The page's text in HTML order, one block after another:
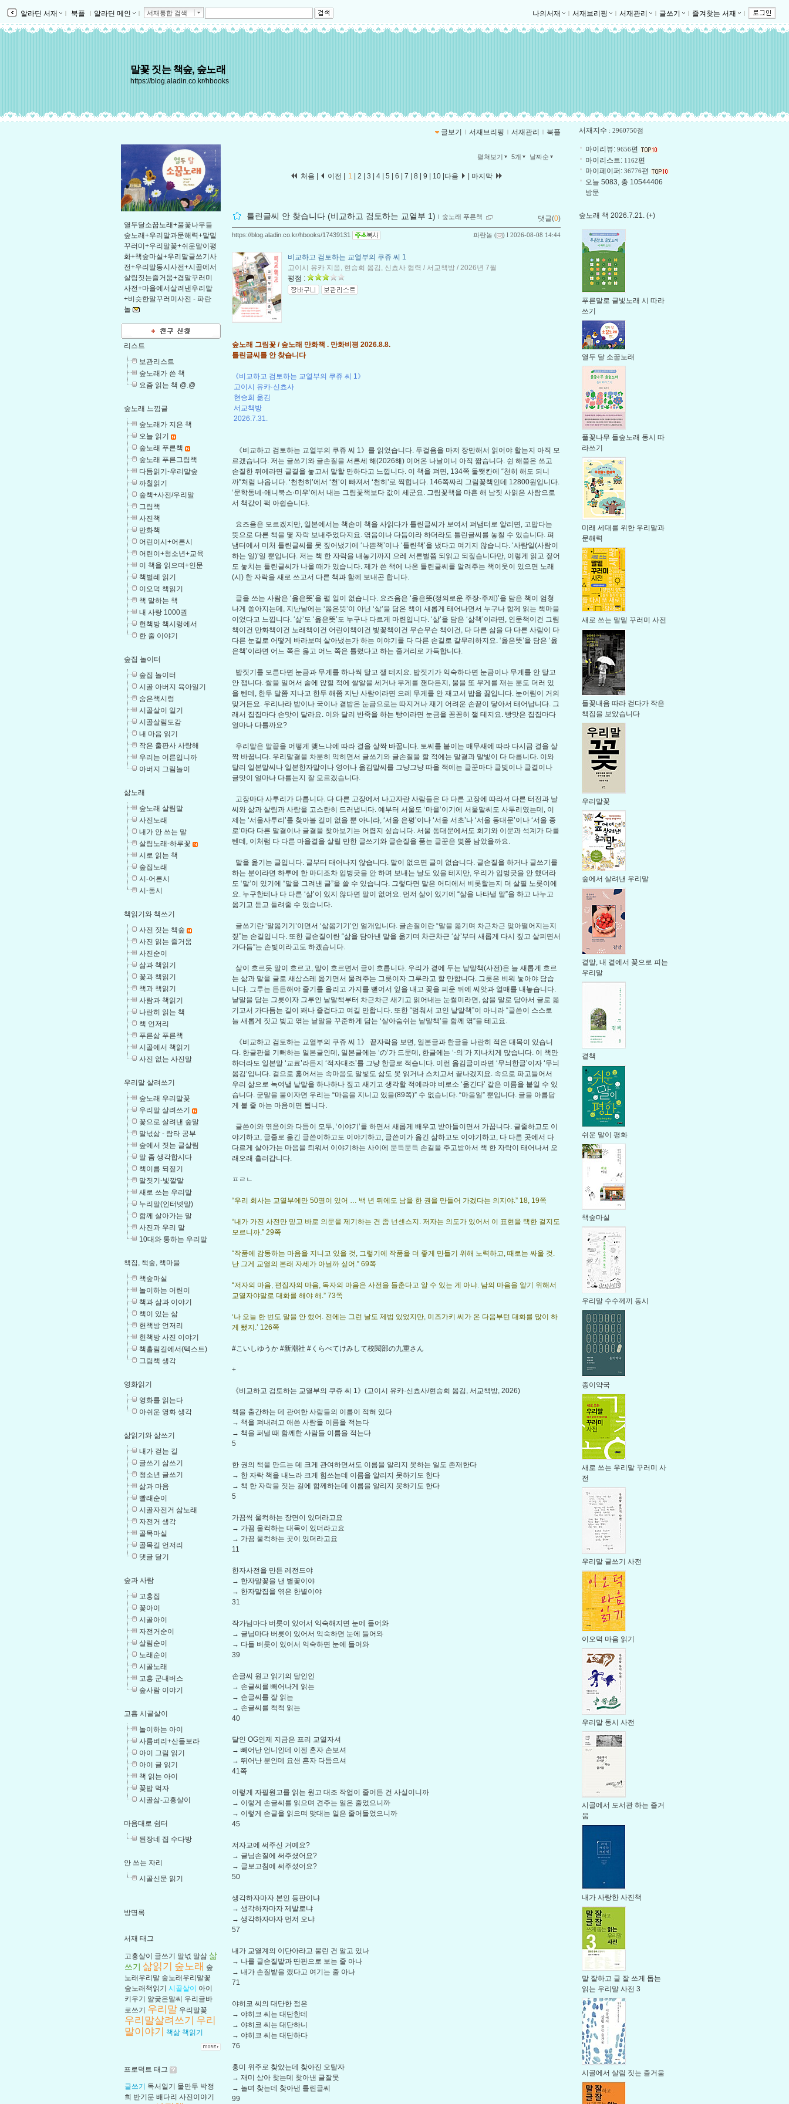
알라딘 서재 ｌ 북플 ｌ 알라딘 메인 ｌ 서재통합 검색 나의서재 ｌ 서재브리핑 ｌ 서재관리 ｌ 글쓰기 ｌ 즐겨찾는 서재 ｌ
말꽃 짓는 책숲, 숲노래
https://blog.aladin.co.kr/hbooks
글보기 ｌ 서재브리핑 ｌ 서재관리 ｌ 북플
열두달소꿉노래+풀꽃나무들
숲노래+우리말과문해력+말밑
꾸러미+우리말꽃+쉬운말이평
화+책숲마실+우리말글쓰기사
전+우리말동시사전+시골에서
살림짓는즐거움+겹말꾸러미
사전+마을에서살려낸우리말
+비슷한말꾸러미사전 - 파란
놀
리스트
보관리스트
숲노래가 쓴 책
요즘 읽는 책 @.@
숲노래 느낌글
숲노래가 지은 책
오늘 읽기
숲노래 푸른책
숲노래 푸른그림책
다듬읽기-우리말숲
까칠읽기
숲책+사전/우리말
그림책
사진책
만화책
어린이시+어른시
어린이+청소년+교육
이 책을 읽으며+인문
책벌레 읽기
이오덕 책읽기
책 말하는 책
내 사랑 1000권
헌책방 책시렁에서
한 줄 이야기
숲집 놀이터
숲집 놀이터
시골 아버지 육아일기
숨은책시렁
시골살이 일기
시골살림도감
내 마음 읽기
작은 출판사 사랑해
우리는 어른입니까
아버지 그림놀이
삶노래
숲노래 살림말
사진노래
내가 안 쓰는 말
살림노래-하루꽃
시로 읽는 책
숲집노래
시-어른시
시-동시
책읽기와 책쓰기
사전 짓는 책숲
사진 읽는 즐거움
사진순이
삶과 책읽기
꽃과 책읽기
책과 책읽기
사람과 책읽기
나란히 읽는 책
책 언저리
푸른삶 푸른책
시골에서 책읽기
사진 없는 사진말
우리말 살려쓰기
숲노래 우리말꽃
우리말 살려쓰기
꽃으로 살려낸 숲말
말넋삶 - 람타 공부
숲에서 짓는 글살림
말 좀 생각합시다
책이름 되짚기
말짓기-빛깔말
새로 쓰는 우리말
누리말(인터넷말)
함께 살아가는 말
사진과 우리 말
10대와 통하는 우리말
책집, 책숲, 책마을
책숲마실
놀이하는 어린이
책과 삶과 이야기
책이 있는 삶
헌책방 언저리
헌책방 사진 이야기
책홀림길에서(텍스트)
그림책 생각
영화읽기
영화를 읽는다
아쉬운 영화 생각
삶읽기와 삶쓰기
내가 걷는 길
글쓰기 삶쓰기
청소년 글쓰기
삶과 마음
빨래순이
시골자전거 삶노래
자전거 생각
골목마실
골목길 언저리
댓글 달기
숲과 사람
고흥집
꽃아이
시골아이
자전거순이
살림순이
노래순이
시골노래
고흥 군내버스
숲사람 이야기
고흥 시골살이
놀이하는 아이
사름벼리+산들보라
아이 그림 읽기
아이 글 읽기
책 읽는 아이
꽃밥 먹자
시골삶-고흥살이
마음대로 쉼터
된장네 집 수다방
안 쓰는 자리
시골신문 읽기
방명록
서재 태그
고흥살이 글쓰기 말넋 말삶 삶
쓰기 삶읽기 숲노래 숲
노래우리말 숲노래우리말꽃
숲노래책읽기 시골살이
아이
키우기
얄궂은말씨 우리글바
로쓰기
우리말 우리말꽃
우리말살려쓰기
우리
말이야기
책삶 책읽기
프로덕트 태그
글쓰기 독서일기 물만두 박정
희 반기문 배다리 사진이야기
펼쳐보기 5개 날짜순
처음 | 이전 | 1 2 3 4 5 6 7 8 9 10 다음 마지막
틀린글씨 안 찾습니다 (비교하고 검토하는 교열부 1) ｌ 숲노래 푸른책 댓글(0)
파란놀 ( ) l 2026-08-08 14:44
https://blog.aladin.co.kr/hbooks/17439131
비교하고 검토하는 교열부의 쿠쥬 씨 1
고이시 유카 지음, 현승희 옮김, 신쵸사 협력 / 서교책방 / 2026년 7월
평점 :
숲노래 그림꽃 / 숲노래 만화책 . 만화비평 2026.8.8.
틀린글씨를 안 찾습니다
《비교하고 검토하는 교열부의 쿠쥬 씨 1》
고이시 유카·신쵸사
현승희 옮김
서교책방
2026.7.31.
《비교하고 검토하는 교열부의 쿠쥬 씨 1》를 읽었습니다. 두걸음을 마저 장만해서 읽어야 할는지 아직 모
르겠습니다. 저는 글쓰기와 글손질을 서른세 해(2026해) 이어온 나날이니 아직 짧습니다. 쉰 해쯤은 쓰고
손질한 뒤에라면 글결을 놓고서 말할 만하다고 느낍니다. 이 책을 펴면, 134쪽 둘쨋칸에 “천히 해도 되니
까”처럼 나옵니다. ‘천천히’에서 ‘천’이 빠져서 ‘천히’로 찍힙니다. 146쪽짜리 그림꽃책인데 12800원입니다.
‘문학동네·애니북스·미우’에서 내는 그림꽃책보다 값이 세군요. 그림꽃책을 마흔 해 남짓 사읽은 사람으로
서 책값이 퍽 아쉽습니다.
요즈음은 모르겠지만, 일본에서는 책손이 책을 사읽다가 틀린글씨가 보여서 펴냄터로 알리면, 고맙다는
뜻으로 다른 책을 몇 자락 보내주었다지요. 엮음이나 다듬이라 하더라도 틀린글씨를 놓칠 수 있습니다. 펴
냄터에서 미처 틀린글씨를 못 짚어냈기에 ‘나쁜책’이나 ‘틀린책’을 냈다고 여기지 않습니다. ‘사람일(사람이
하는 일)’일 뿐입니다. 저는 책 한 자락을 내놓기까지 으레 서른벌쯤 되읽고 되짚습니다만, 이렇게 읽고 짚어
도 놓치는 틀린글씨가 나올 때가 있습니다. 제가 쓴 책에 나온 틀린글씨를 알려주는 책이웃이 있으면 노래
(시) 한 자락을 새로 쓰고서 다른 책과 함께 보내곤 합니다.
글을 쓰는 사람은 ‘옳은뜻’을 펼 일이 없습니다. 요즈음은 ‘옳은뜻(정의로운 주장·주제)’을 담은 책이 엄청
나게 쏟아지는데, 지난날에는 ‘옳은뜻’이 아닌 ‘삶’을 담은 책이 새롭게 태어나면서 누구나 함께 읽는 책마을
이었다고 느낍니다. ‘삶’도 ‘옳은뜻’도 누구나 다르게 마련입니다. ‘삶’을 담은 ‘삶책’이라면, 인문책이건 그림
책이건 만화책이건 노래책이건 어린이책이건 빛꽃책이건 무슨무슨 책이건, 다 다른 삶을 다 다른 사람이 다
다른 눈길로 어떻게 바라보며 살아냈는가 하는 이야기를 다 다른 손길로 갈무리하지요. ‘옳은뜻’을 담은 ‘옳
은책’이라면 어느 쪽은 옳고 어느 쪽은 틀렸다고 하는 줄거리로 가득합니다.
밥짓기를 모른다면 눈금과 무게를 하나씩 달고 잴 테지요. 밥짓기가 익숙하다면 눈금이나 무게를 안 달고
안 잽니다. 쌀을 일어서 솥에 앉힐 적에 쌀알을 세거나 무게를 잰다든지, 물을 또 무게를 재는 분도 더러 있
을 텐데, 한두 달쯤 지나고 한두 해쯤 지난 사람이라면 으레 무게를 안 재고서 밥을 끓입니다. 눈어림이 거의
맞거든요. 우리나라 밥이나 국이나 곁밥은 눈금으로는 따지거나 재기 어려운 손끝이 닿아서 태어납니다. 그
래서 집집마다 손맛이 달라요. 이와 달리 반죽을 하는 빵이라면 눈금을 꼼꼼히 잴 테지요. 빵맛은 집집마다
얼마나 다를까요?
우리말은 말끝을 어떻게 맺느냐에 따라 결을 살짝 바꿉니다. 토씨를 붙이는 매무새에 따라 다시금 결을 살
짝 바꿉니다. 우리말결을 차분히 익히면서 글쓰기와 글손질을 할 적에는 말결과 말빛이 다 다릅니다. 이와
달리 일본말씨나 일본한자말이나 영어나 옮김말씨를 그냥그냥 따올 적에는 글꾼마다 글빛이나 글결이나
글맛이 얼마나 다를는지 잘 모르겠습니다.
고장마다 사투리가 다릅니다. 다 다른 고장에서 나고자란 사람들은 다 다른 고장에 따라서 다른 터전과 날
씨와 삶과 살림과 사람을 고스란히 드러냅니다. 예부터 서울도 ‘마을’이기에 서울말씨도 사투리였는데, 이
제는 ‘서울사투리’를 찾아볼 길이 없을 뿐 아니라, ‘서울 은평’이나 ‘서울 서초’나 ‘서울 동대문’이나 ‘서울 종
로’마다 다른 말결이나 글결을 찾아보기는 어렵지 싶습니다. 서울 동대문에서도 회기와 이문과 석계가 다를
텐데, 이처럼 다 다른 마을결을 살릴 만한 글쓰기와 글손질을 품는 글꾼은 몇쯤 남았을까요.
말을 옮기는 글입니다. 글부터 태어나지 않습니다. 말이 없으면 글이 없습니다. 글손질을 하거나 글쓰기를
하는 분이라면 하루에 한 마디조차 입벙긋을 안 하며 보내는 날도 있을 테지만, 우리가 입벙긋을 안 했더라
도 ‘말’이 있기에 “말을 그려낸 글”을 쓸 수 있습니다. 그렇다면 말은 어디에서 비롯할는지 더 살필 노릇이에
요. 누구한테나 다 다른 ‘삶’이 있지 않다면 말이 없어요. 먼저 삶이 있기에 “삶을 나타낼 말”을 하고 나누고
옮기고 듣고 들려줄 수 있습니다.
글쓰기란 ‘말옮기기’이면서 ‘삶옮기기’인 얼개입니다. 글손질이란 “말을 옮기며 차근차근 맞아떨어지는지
짚”는 손길입니다. 또한 글손질이란 “삶을 담아낸 말을 옮기며 차근차근 ‘삶’부터 새롭게 다시 짚고 살피면서
가다듬”는 손빛이라고도 하겠습니다.
삶이 흐르듯 말이 흐르고, 말이 흐르면서 글이 흐릅니다. 우리가 곁에 두는 낱말책(사전)은 늘 새롭게 흐르
는 삶과 말을 글로 새삼스레 옮기면서 물려주는 그릇이자 그루라고 할 만합니다. 그릇은 비워 놓아야 담습
니다. 그루는 든든해야 줄기를 올리고 가지를 뻗어서 잎을 내고 꽃을 피운 뒤에 씨앗과 열매를 내놓습니다.
낱말을 담는 그릇이자 그루인 낱말책부터 차근차근 새기고 읽어내는 눈썰미라면, 삶을 말로 담아서 글로 옮
기고서 가다듬는 길이 꽤나 즐겁다고 여길 만합니다. 또한 “멈춰서 고인 낱말책”이 아니라 “글쓴이 스스로
늘 새롭게 짓고 빚고 엮는 낱말을 꾸준하게 담는 ‘살아숨쉬는 낱말책’을 함께 엮”을 테고요.
《비교하고 검토하는 교열부의 쿠쥬 씨 1》 끝자락을 보면, 일본글과 한글을 나란히 적은 대목이 있습니
다. 한글판을 기뻐하는 일본글인데, 일본글에는 ‘の’가 드문데, 한글에는 ‘-의’가 지나치게 많습니다. 이 책만
하더라도 일본말 ‘교료’라든지 ‘적자대조’를 그냥 한글로 적습니다. 이런 옮김글이라면 ‘무늬한글’이자 ‘무늬
옮김’입니다. 겉으로 훑어서는 속마음도 말빛도 삶도 못 읽거나 스치고서 끝나겠지요. 속으로 파고들어서
우리 삶으로 녹여낼 낱말을 하나하나 짚고 새기고 생각할 적에라야 비로소 ‘옮긴다’ 같은 이름을 붙일 수 있
습니다. 군말을 붙이자면 우리는 “마음을 지니고 있을(89쪽)” 수 없습니다. “마음일” 뿐입니다. 글을 아름답
게 볼 줄 아는 마음이면 됩니다.
글쓴이와 엮음이와 다듬이 모두, ‘이야기’를 하면서 새롭게 배우고 받아들이면서 가꿉니다. 글줄하고도 이
야기하고, 글줄로 옮긴 글쓴이하고도 이야기하고, 글쓴이가 옮긴 삶하고도 이야기하고, 다 다른 곳에서 다
다르게 살아가는 마음을 틔워서 이야기하는 사이에 문득문득 손길을 주고받아서 책 한 자락이 태어나서 오
래오래 흘러갑니다.
ㅍㄹㄴ
“우리 회사는 교열부에만 50명이 있어 … 백 년 뒤에도 남을 한 권을 만들어 가겠다는 의지야.” 18, 19쪽
“내가 가진 사전만 믿고 바로 의문을 제기하는 건 좀 넌센스지. 저자는 의도가 있어서 이 표현을 택한 걸지도
모르니까.” 29쪽
“작품에 감동하는 마음을 지니고 있을 것, 그렇기에 작품을 더 좋게 만들기 위해 노력하고, 때로는 싸울 것.
난 그게 교열의 본래 자세가 아닐까 싶어.” 69쪽
“저자의 마음, 편집자의 마음, 독자의 마음은 사전을 들춘다고 알 수 있는 게 아냐. 남의 마음을 알기 위해서
교열자야말로 대화를 해야 해.” 73쪽
‘나 오늘 한 번도 말을 안 했어. 전에는 그런 날도 제법 있었지만, 미즈가키 씨가 온 다음부턴 대화를 많이 하
게 됐지.’ 126쪽
#こいしゆうか #新潮社 #くらべてけみして校閱部の九重さん
+
《비교하고 검토하는 교열부의 쿠쥬 씨 1》(고이시 유카·신쵸사/현승희 옮김, 서교책방, 2026)
책을 출간하는 데 관여한 사람들의 이름이 적혀 있다
→ 책을 펴내려고 애쓴 사람들 이름을 적는다
→ 책을 펴낼 때 함께한 사람들 이름을 적는다
5
한 권의 책을 만드는 데 크게 관여하면서도 이름을 알리지 못하는 일도 존재한다
→ 한 자락 책을 내느라 크게 힘쓰는데 이름을 알리지 못하기도 한다
→ 책 한 자락을 짓는 길에 함께하는데 이름을 알리지 못하기도 한다
5
가끔씩 울컥하는 장면이 있더라고요
→ 가끔 울컥하는 대목이 있더라고요
→ 가끔 울컥하는 곳이 있더라고요
11
한자사전을 만든 레전드야
→ 한자말꽃을 낸 별꽃이야
→ 한자말집을 엮은 한별이야
31
작가님마다 버릇이 있어서 익숙해지면 눈에 들어와
→ 글님마다 버릇이 있어서 익숙하면 눈에 들어와
→ 다들 버릇이 있어서 익숙하면 눈에 들어와
39
손글씨 원고 읽기의 달인인
→ 손글씨를 빼어나게 읽는
→ 손글씨를 잘 읽는
→ 손글씨를 척척 읽는
40
달인 OG인제 지금은 프리 교열자셔
→ 빼어난 언니인데 이젠 혼자 손보셔
→ 뛰어난 분인데 요샌 혼자 다듬으셔
41쪽
이렇게 자필원고를 읽는 원고 대조 작업이 줄어든 건 사실이니까
→ 이렇게 손글씨를 읽으며 견주는 일은 줄었으니까
→ 이렇게 손글을 읽으며 맞대는 일은 줄어들었으니까
45
저자교에 써주신 거예요?
→ 글님손질에 써주셨어요?
→ 글보고침에 써주셨어요?
50
생각하자마자 본인 등판이냐
→ 생각하자마자 제발로냐
→ 생각하자마자 먼저 오냐
57
내가 교열계의 이단아라고 불린 건 알고 있나
→ 나를 글손질밭과 딴판으로 보는 줄 아나
→ 내가 손질밭을 깼다고 여기는 줄 아나
71
야히코 씨의 대단한 점은
→ 야히코 씨는 대단한데
→ 야히코 씨는 대단하니
→ 야히코 씨는 대단하다
76
홍미 위주로 찾았는데 찾아진 오탈자
→ 재미 삼아 찾는데 찾아낸 글잘못
→ 놀며 찾는데 찾아낸 틀린글씨
99
서재지수 : 2960750점
마이리뷰: 9656편
마이리스트: 1162편
마이페이퍼: 36776편
오늘 5083, 총 10544406
방문
숲노래 책 2026.7.21. (+)
푸른말로 글빛노래 시 따라
쓰기
열두 달 소꿉노래
풀꽃나무 들숲노래 동시 따
라쓰기
미래 세대를 위한 우리말과
문해력
새로 쓰는 말밑 꾸러미 사전
들꽃내음 따라 걷다가 작은
책집을 보았습니다
우리말꽃
숲에서 살려낸 우리말
곁말, 내 곁에서 꽃으로 피는
우리말
곁책
쉬운 말이 평화
책숲마실
우리말 수수께끼 동시
종이약국
새로 쓰는 우리말 꾸러미 사
전
우리말 글쓰기 사전
이오덕 마음 읽기
우리말 동시 사전
시골에서 도서관 하는 즐거
움
내가 사랑한 사진책
말 잘하고 글 잘 쓰게 돕는
읽는 우리말 사전 3
시골에서 살림 짓는 즐거움